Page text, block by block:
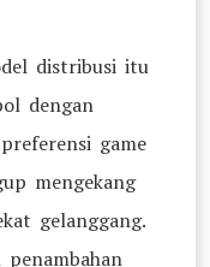
distribusi itu
dengan
game
mengekang
gelanggang.